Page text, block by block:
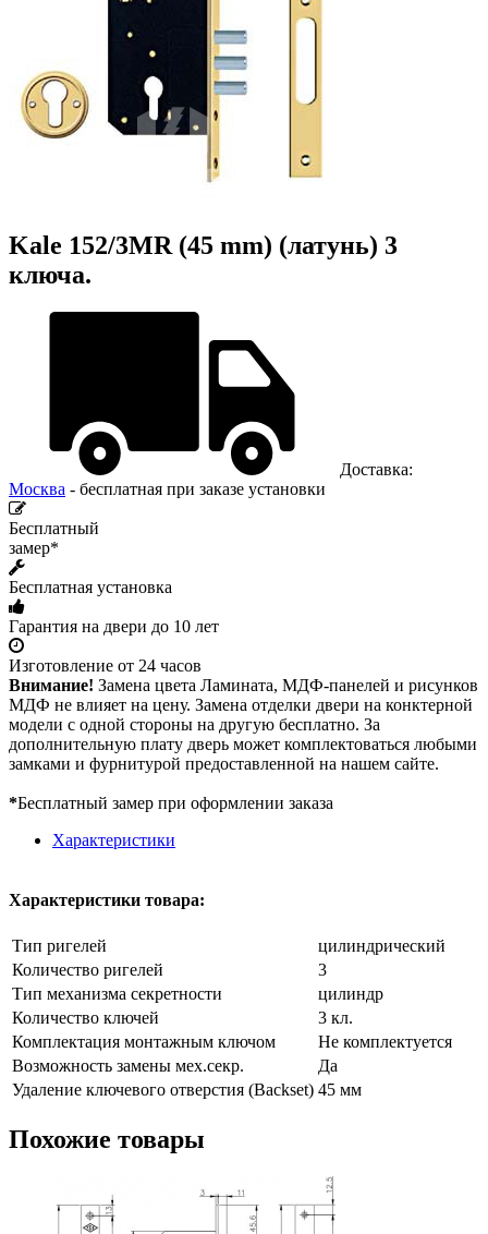
Kale 152/3MR (45 mm) (латунь) 3
ключа.
Доставка:
Москва - бесплатная при заказе установки
Бесплатный
замер*
Бесплатная установка
Гарантия на двери до 10 лет
Изготовление от 24 часов
Внимание! Замена цвета Ламината, МДФ-панелей и рисунков
МДФ не влияет на цену. Замена отделки двери на конктерной
модели с одной стороны на другую бесплатно. За
дополнительную плату дверь может комплектоваться любыми
замками и фурнитурой предоставленной на нашем сайте.
*Бесплатный замер при оформлении заказа
Характеристики
Характеристики товара:
Тип ригелей
цилиндрический
Количество ригелей
3
Тип механизма секретности
цилиндр
Количество ключей
3 кл.
Комплектация монтажным ключом
Не комплектуется
Возможность замены мех.секр.
Да
Удаление ключевого отверстия (Backset) 45 мм
Похожие товары